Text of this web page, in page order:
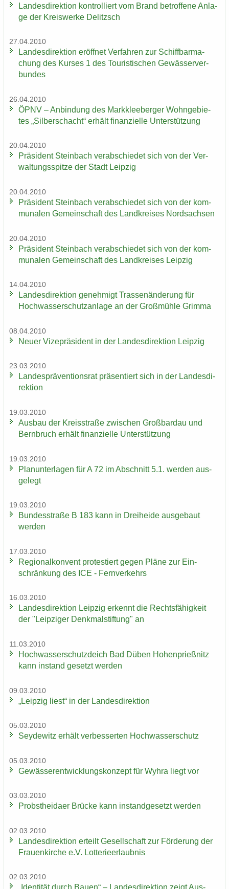
Lan­des­di­rek­ti­on kon­trol­liert vom Brand be­trof­fe­ne An­la­
ge der Kreis­wer­ke De­litzsch
27.04.2010
Lan­des­di­rek­ti­on er­öff­net Ver­fah­ren zur Schiff­bar­ma­
chung des Kur­ses 1 des Tou­ris­ti­schen Ge­wäs­ser­ver­
bun­des
26.04.2010
ÖPNV – An­bin­dung des Mark­klee­ber­ger Wohn­ge­bie­
tes „Sil­ber­schacht“ er­hält fi­nan­zi­el­le Un­ter­stüt­zung
20.04.2010
Prä­si­dent Stein­bach ver­ab­schie­det sich von der Ver­
wal­tungs­spit­ze der Stadt Leip­zig
20.04.2010
Prä­si­dent Stein­bach ver­ab­schie­det sich von der kom­
mu­na­len Ge­mein­schaft des Land­krei­ses Nord­sach­sen
20.04.2010
Prä­si­dent Stein­bach ver­ab­schie­det sich von der kom­
mu­na­len Ge­mein­schaft des Land­krei­ses Leip­zig
14.04.2010
Lan­des­di­rek­ti­on ge­neh­migt Tras­sen­än­de­rung für
Hoch­was­ser­schutz­an­la­ge an der Groß­müh­le Grim­ma
08.04.2010
Neuer Vi­ze­prä­si­dent in der Lan­des­di­rek­ti­on Leip­zig
23.03.2010
Lan­des­prä­ven­ti­ons­rat prä­sen­tiert sich in der Lan­des­di­
rek­ti­on
19.03.2010
Aus­bau der Kreis­stra­ße zwi­schen Groß­bardau und
Bern­bruch er­hält fi­nan­zi­el­le Un­ter­stüt­zung
19.03.2010
Plan­un­ter­la­gen für A 72 im Ab­schnitt 5.1. wer­den aus­
ge­legt
19.03.2010
Bun­des­stra­ße B 183 kann in Drei­hei­de aus­ge­baut
wer­den
17.03.2010
Re­gio­nal­kon­vent pro­tes­tiert gegen Pläne zur Ein­
schrän­kung des ICE - Fern­ver­kehrs
16.03.2010
Lan­des­di­rek­ti­on Leip­zig er­kennt die Rechts­fä­hig­keit
der "Leip­zi­ger Denk­mal­stif­tung" an
11.03.2010
Hoch­was­ser­schutz­deich Bad Düben Ho­hen­prieß­nitz
kann in­stand ge­setzt wer­den
09.03.2010
„Leip­zig liest“ in der Lan­des­di­rek­ti­on
05.03.2010
Sey­de­witz er­hält ver­bes­ser­ten Hoch­was­ser­schutz
05.03.2010
Ge­wäs­ser­ent­wick­lungs­kon­zept für Wyhra liegt vor
03.03.2010
Probst­hei­da­er Brü­cke kann in­stand­ge­setzt wer­den
02.03.2010
Lan­des­di­rek­ti­on er­teilt Ge­sell­schaft zur För­de­rung der
Frau­en­kir­che e.V. Lot­te­rie­er­laub­nis
02.03.2010